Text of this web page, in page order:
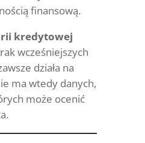
finansową.
kredytowej
wcześniejszych
działa na
ma wtedy danych,
może ocenić